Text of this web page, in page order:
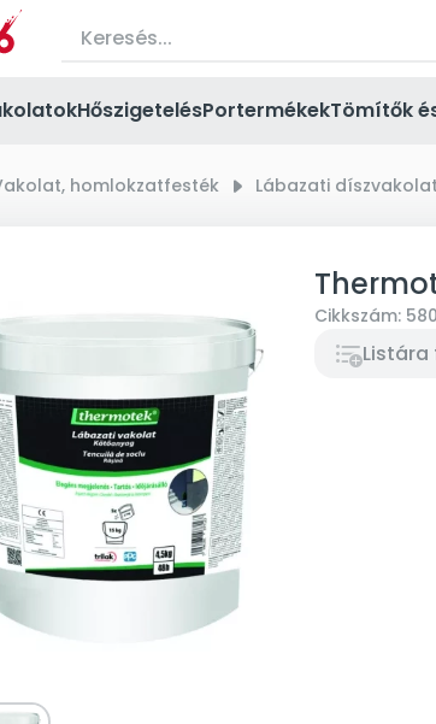
HőszigetelésPortermékekTömítők
homlokzatfesték right_small Lábazati díszvakolat
Cikkszám:
Listára